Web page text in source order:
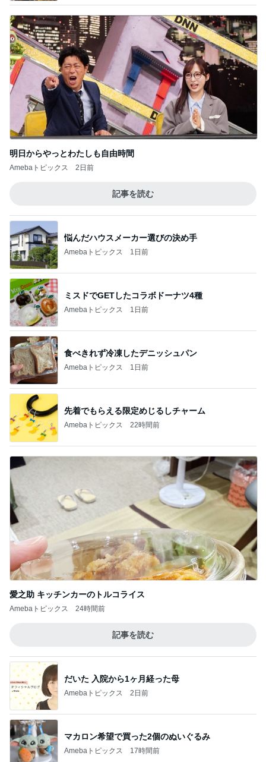
明日からやっとわたしも自由時間
Amebaトピックス 2日前
記事を読む
悩んだハウスメーカー選びの決め手
Amebaトピックス 1日前
ミスドでGETしたコラボドーナツ4種
Amebaトピックス 1日前
食べきれず冷凍したデニッシュパン
Amebaトピックス 1日前
先着でもらえる限定めじるしチャーム
Amebaトピックス 22時間前
愛之助 キッチンカーのトルコライス
Amebaトピックス 24時間前
記事を読む
だいた 入院から1ヶ月経った母
Amebaトピックス 2日前
マカロン希望で買った2個のぬいぐるみ
Amebaトピックス 17時間前